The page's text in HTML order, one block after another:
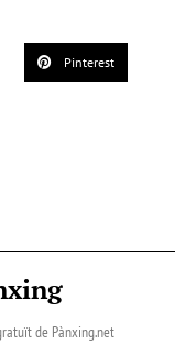
Pinterest
de Pànxing.net​